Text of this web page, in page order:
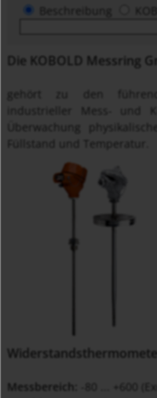
Die KOBOLD Messring
gehört zu den
industrieller Mess- und
Überwachung
Messbereich:
-80 ... +600